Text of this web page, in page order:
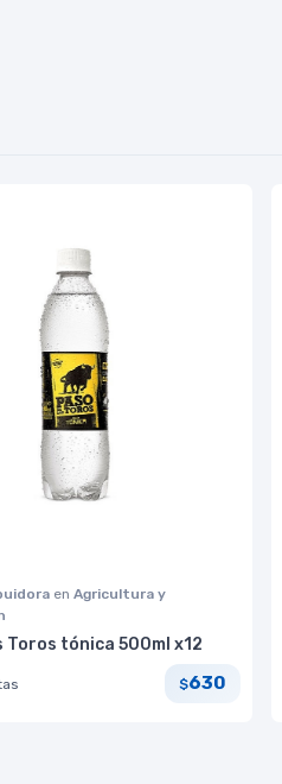
en Agricultura y
Toros tónica 500ml x12
$630